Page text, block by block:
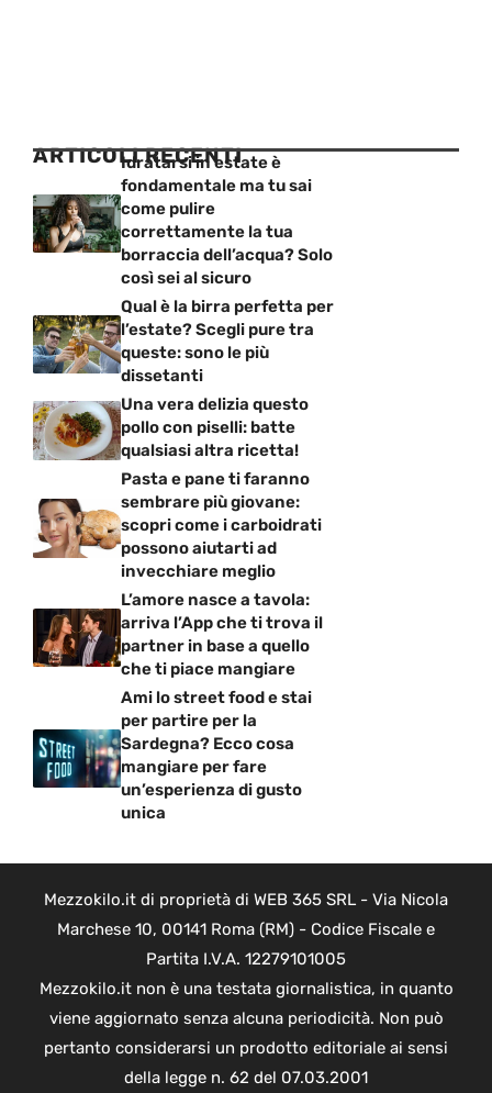
ARTICOLI RECENTI
Idratarsi in estate è
fondamentale ma tu sai
come pulire
correttamente la tua
borraccia dell’acqua? Solo
così sei al sicuro
Qual è la birra perfetta per
l’estate? Scegli pure tra
queste: sono le più
dissetanti
Una vera delizia questo
pollo con piselli: batte
qualsiasi altra ricetta!
Pasta e pane ti faranno
sembrare più giovane:
scopri come i carboidrati
possono aiutarti ad
invecchiare meglio
L’amore nasce a tavola:
arriva l’App che ti trova il
partner in base a quello
che ti piace mangiare
Ami lo street food e stai
per partire per la
Sardegna? Ecco cosa
mangiare per fare
un’esperienza di gusto
unica
Mezzokilo.it di proprietà di WEB 365 SRL - Via Nicola
Marchese 10, 00141 Roma (RM) - Codice Fiscale e
Partita I.V.A. 12279101005
Mezzokilo.it non è una testata giornalistica, in quanto
viene aggiornato senza alcuna periodicità. Non può
pertanto considerarsi un prodotto editoriale ai sensi
della legge n. 62 del 07.03.2001